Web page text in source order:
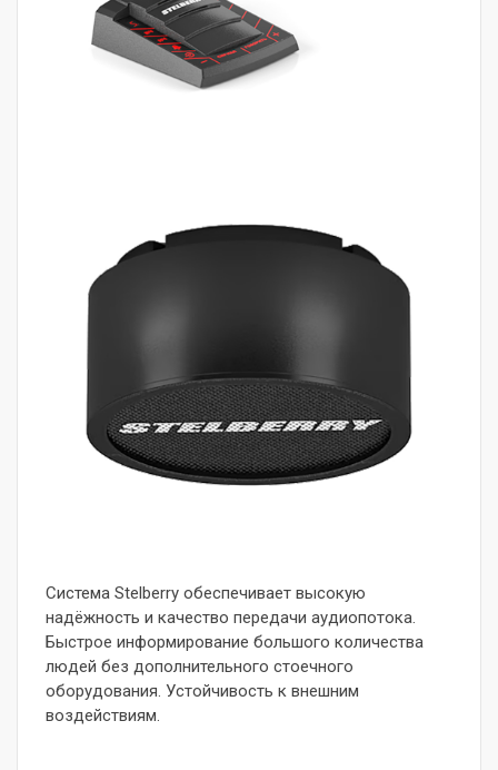
Система Stelberry обеспечивает высокую
надёжность и качество передачи аудиопотока.
Быстрое информирование большого количества
людей без дополнительного стоечного
оборудования. Устойчивость к внешним
воздействиям.